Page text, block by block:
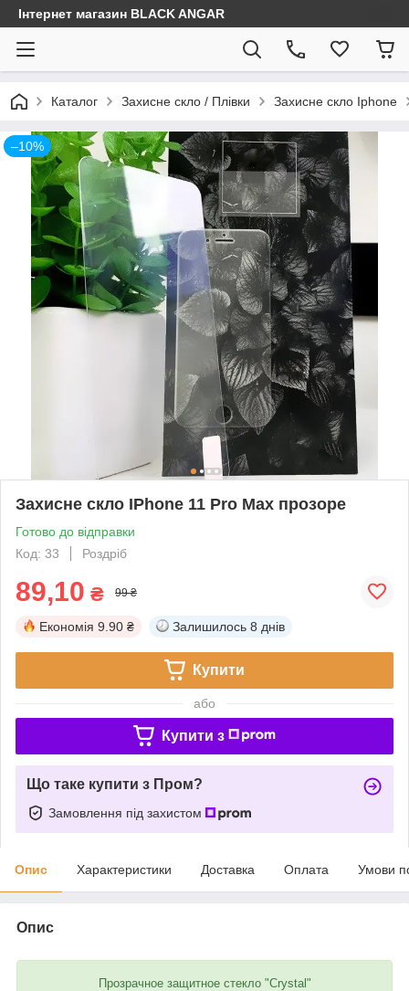
Інтернет магазин BLACK ANGAR
Каталог Захисне скло / Плівки Захисне скло Iphone
–10%
Захисне скло IPhone 11 Pro Max прозоре
Готово до відправки
Код: 33
Роздріб
89,10 ₴ 99 ₴
Економія 9.90 ₴ Залишилось 8 днів
Купити
або
Купити з
Що таке купити з Пром?
Замовлення під захистом
Опис Характеристики Доставка Оплата Умови
Опис
Прозрачное защитное стекло "Crystal"